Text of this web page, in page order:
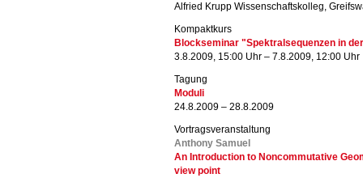
Alfried Krupp Wissenschaftskolleg,
Kompaktkurs
Blockseminar "Spektralsequenzen in
3.8.2009, 15:00 Uhr – 7.8.2009, 12:00 Uhr
Tagung
Moduli
24.8.2009 – 28.8.2009
Vortragsveranstaltung
Anthony Samuel
An Introduction to Noncommutative
view point